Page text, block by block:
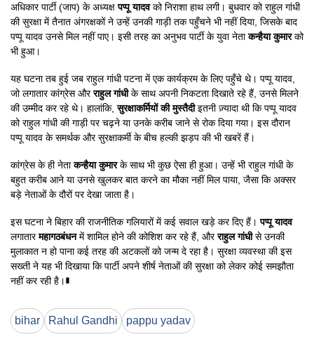
अधिकार पार्टी (जाप) के अध्यक्षपप्पू यादवको निराशा हाथ लगी। बुधवार को राहुल गांधी
की सुरक्षा में तैनात अंगरक्षकों ने उन्हें उनकी गाड़ी तक पहुँचने भी नहीं दिया, जिसके बाद
पप्पू यादव उनसे मिल नहीं पाए। इसी तरह का अनुभव पार्टी के युवा नेताकन्हैया कुमारको
भी हुआ।
यह घटना तब हुई जब राहुल गांधी पटना में एक कार्यक्रम के लिए पहुँचे थे। पप्पू यादव,
जो लगातार कांग्रेस औरराहुल गांधीके साथ अपनी निकटता दिखाते रहे हैं, उनसे मिलने
की उम्मीद कर रहे थे। हालांकि,सुरक्षाकर्मियों की मुस्तैदीइतनी ज़्यादा थी कि पप्पू यादव
को राहुल गांधी की गाड़ी पर चढ़ने या उनके करीब जाने से रोक दिया गया। इस दौरान
पप्पू यादव के समर्थक और सुरक्षाकर्मी के बीच हल्की झड़प की भी खबरें हैं।
कांग्रेस के ही नेताकन्हैया कुमारके साथ भी कुछ ऐसा ही हुआ। उन्हें भी राहुल गांधी के
बहुत करीब आने या उनसे खुलकर बात करने का मौका नहीं मिल पाया, जैसा कि अक्सर
बड़े नेताओं के दौरों पर देखा जाता है।
इस घटना ने बिहार की राजनीतिक गलियारों में कई सवाल खड़े कर दिए हैं।पप्पू यादव
लगातारमहागठबंधनमें शामिल होने की कोशिश कर रहे हैं, औरराहुल गांधीसे उनकी
मुलाकात न हो पाना कई तरह की अटकलों को जन्म दे रहा है। सुरक्षा व्यवस्था की इस
सख्ती ने यह भी दिखाया कि पार्टी अपने शीर्ष नेताओं की सुरक्षा को लेकर कोई समझौता
नहीं कर रही है।∎
bihar Rahul Gandhi pappu yadav